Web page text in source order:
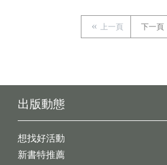
上一頁 下一頁
出版動態
想找好活動
新書特推薦